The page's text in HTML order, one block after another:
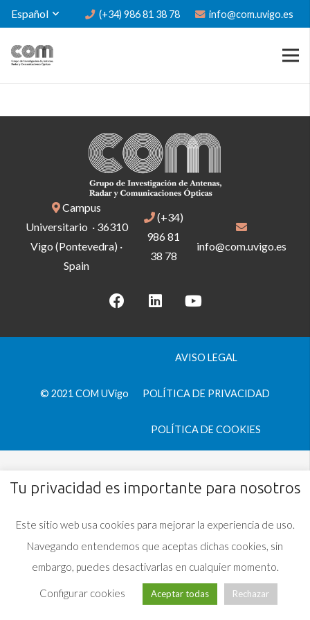
Español (+34) 986 81 38 78 info@com.uvigo.es
Campus
Universitario · 36310
Vigo (Pontevedra) ·
Spain
(+34)
986 81
38 78
info@com.uvigo.es
© 2021 COM UVigo
AVISO LEGAL
POLÍTICA DE PRIVACIDAD
POLÍTICA DE COOKIES
Tu privacidad es importante para nosotros
Este sitio web usa cookies para mejorar la experiencia de uso.
Navegando entendemos que aceptas dichas cookies, sin
embargo, puedes desactivarlas en cualquier momento.
Configurar cookies Aceptar todas Rechazar